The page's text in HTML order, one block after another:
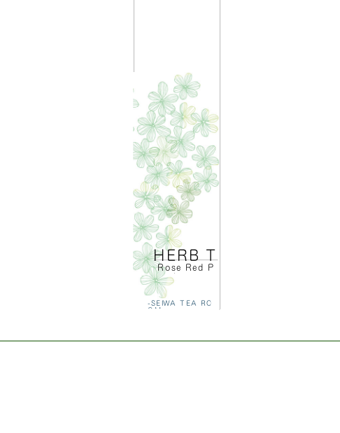
Rose Red
P
etal
-S E IWA T EA RO
O M
HE R B T
EA